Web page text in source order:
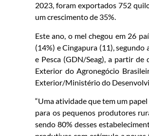
2023, foram exportados 752
um crescimento de 35%.
Este ano, o mel chegou em 26
(14%) e Cingapura (11),
e Pesca (GDN/Seag), a partir
Exterior do Agronegócio
Exterior/Ministério do
“Uma atividade que tem um
para os pequenos produtores
sendo 80% desses